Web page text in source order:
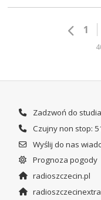
1
Zadzwoń do
Czujny non stop:
Wyślij do nas
Prognoza pogody
radioszczecin.pl